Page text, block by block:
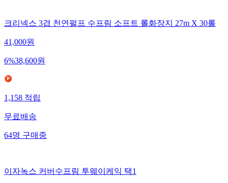
크리넥스 3겹 천연펄프 수프림 소프트 롤화장지 27m X 30롤
41,000원
6%38,600원
1,158적립
무료배송
64명구매중
이자녹스 커버수프림 투웨이케익 택1